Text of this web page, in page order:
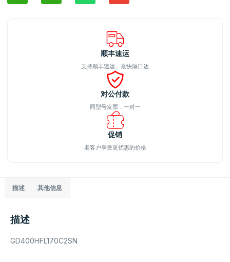
顺丰速运
支持顺丰速运，最快隔日达
对公付款
同型号发票，一对一
促销
老客户享受更优惠的价格
描述 其他信息
描述
GD400HFL170C2SN